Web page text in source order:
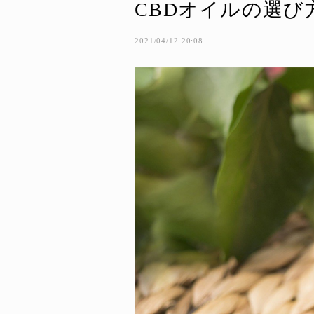
CBDオイルの選び
2021/04/12 20:08